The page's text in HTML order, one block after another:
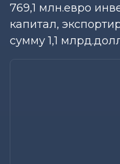
769,1 млн.евро
капитал,
сумму 1,1